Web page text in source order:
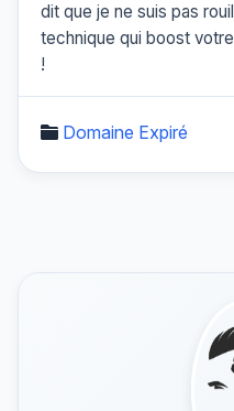
dit que je ne suis pas
technique qui boost
!
Domaine Expiré